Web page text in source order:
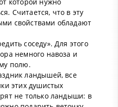
которой нужно
Считается, что в эту
свойствами обладают
соседу». Для этого
немного навоза и
полю.
ландышей, все
этих душистых
не только ландыши: в